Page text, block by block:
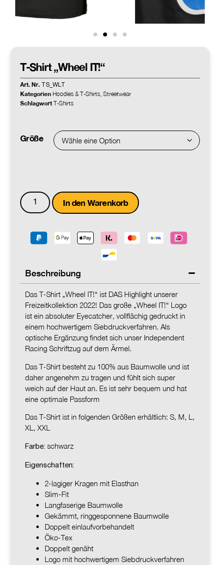
T-Shirt „Wheel IT!“
Art. Nr. TS_WLT
Kategorien Hoodies & T-Shirts, Streetwear
Schlagwort T-Shirts
Größe
In den Warenkorb
Beschreibung
Das T-Shirt „Wheel IT!“ ist DAS Highlight unserer
Freizeitkollektion 2022! Das große „Wheel IT!“ Logo
ist ein absoluter Eyecatcher, vollflächig gedruckt in
einem hochwertigem Siebdruckverfahren. Als
optische Ergänzung findet sich unser Independent
Racing Schriftzug auf dem Ärmel.
Das T-Shirt besteht zu 100% aus Baumwolle und ist
daher angenehm zu tragen und fühlt sich super
weich auf der Haut an. Es ist sehr bequem und hat
eine optimale Passform
Das T-Shirt ist in folgenden Größen erhältlich: S, M, L,
XL, XXL
Farbe: schwarz
Eigenschaften:
2-lagiger Kragen mit Elasthan
Slim-Fit
Langfaserige Baumwolle
Gekämmt, ringgesponnene Baumwolle
Doppelt einlaufvorbehandelt
Öko-Tex
Doppelt genäht
Logo mit hochwertigem Siebdruckverfahren